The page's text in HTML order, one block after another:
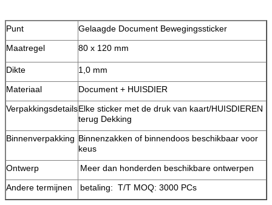
Punt
Gelaagde Document Bewegingssticker
Maatregel
80 x 120 mm
Dikte
1,0 mm
Materiaal
Document + HUISDIER
VerpakkingsdetailsElke sticker met de druk van kaart/HUISDIEREN
terug Dekking
Binnenverpakking Binnenzakken of binnendoos beschikbaar voor
keus
Ontwerp
Meer dan honderden beschikbare ontwerpen
Andere termijnen
betaling: T/T MOQ: 3000 PCs